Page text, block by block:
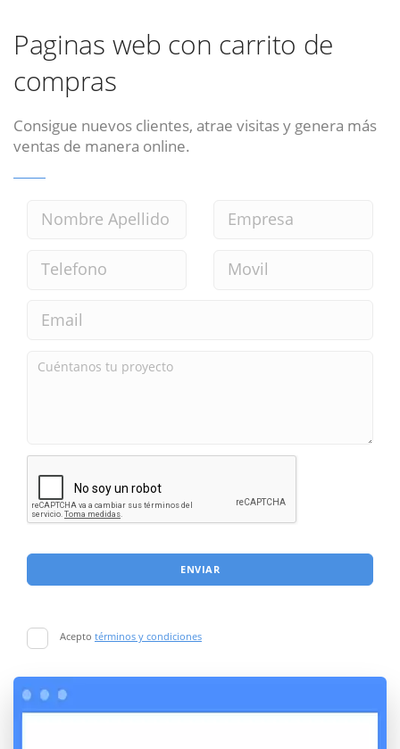
Paginas web con carrito de
compras
Consigue nuevos clientes, atrae visitas y genera más
ventas de manera online.
ENVIAR
Acepto términos y condiciones